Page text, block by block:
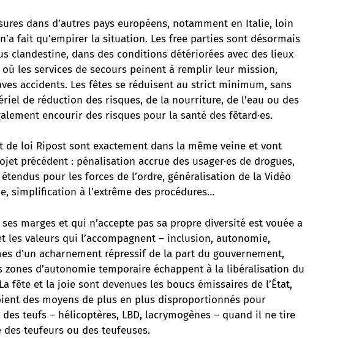
dans d’autres pays européens, notamment en Italie, loin
fait qu’empirer la situation. Les free parties sont désormais
clandestine, dans des conditions détériorées avec des lieux
les services de secours peinent à remplir leur mission,
accidents. Les fêtes se réduisent au strict minimum, sans
de réduction des risques, de la nourriture, de l’eau ou des
encourir des risques pour la santé des fêtard·es.
de loi Ripost sont exactement dans la même veine et vont
précédent : pénalisation accrue des usager·es de drogues,
pour les forces de l’ordre, généralisation de la Vidéo
simplification à l’extrême des procédures…
marges et qui n’accepte pas sa propre diversité est vouée a
les valeurs qui l’accompagnent – inclusion, autonomie,
d’un acharnement répressif de la part du gouvernement,
d’autonomie temporaire échappent à la libéralisation du
fête et la joie sont devenues les boucs émissaires de l’État,
des moyens de plus en plus disproportionnés pour
teufs – hélicoptères, LBD, lacrymogènes – quand il ne tire
teufeurs ou des teufeuses.